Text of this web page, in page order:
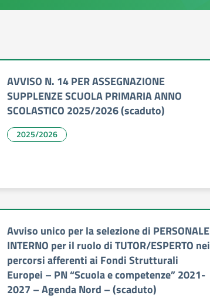
AVVISO N. 14 PER ASSEGNAZIONE
SUPPLENZE SCUOLA PRIMARIA ANNO
SCOLASTICO 2025/2026 (scaduto)
2025/2026
Avviso unico per la selezione di PERSONALE
INTERNO per il ruolo di TUTOR/ESPERTO nei
percorsi afferenti ai Fondi Strutturali
Europei – PN “Scuola e competenze” 2021-
2027 – Agenda Nord – (scaduto)